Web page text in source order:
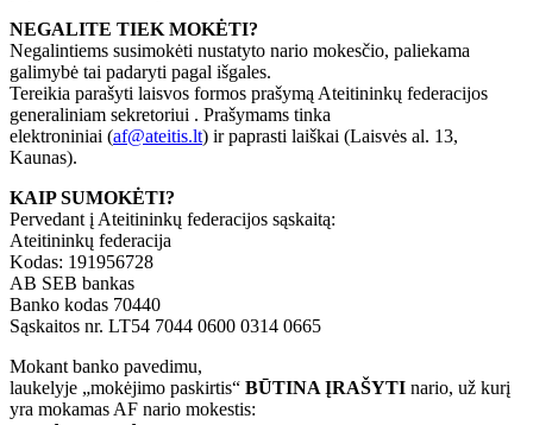
NEGALITE TIEK MOKĖTI?
Negalintiems susimokėti nustatyto nario mokesčio, paliekama
galimybė tai padaryti pagal išgales.
Tereikia parašyti laisvos formos prašymą Ateitininkų federacijos
generaliniam sekretoriui . Prašymams tinka
elektroniniai (af@ateitis.lt) ir paprasti laiškai (Laisvės al. 13,
Kaunas).
KAIP SUMOKĖTI?
Pervedant į Ateitininkų federacijos sąskaitą:
Ateitininkų federacija
Kodas: 191956728
AB SEB bankas
Banko kodas 70440
Sąskaitos nr. LT54 7044 0600 0314 0665
Mokant banko pavedimu,
laukelyje „mokėjimo paskirtis“ BŪTINA ĮRAŠYTI nario, už kurį
yra mokamas AF nario mokestis: